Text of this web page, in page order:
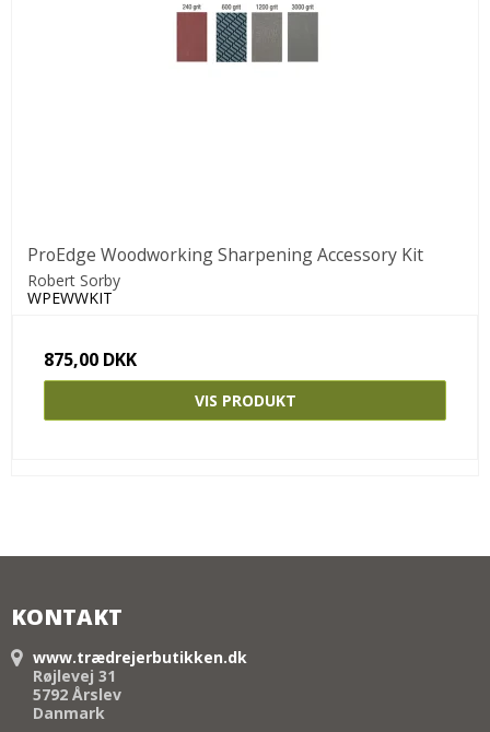
ProEdge Woodworking Sharpening Accessory Kit
Robert Sorby
WPEWWKIT
875,00 DKK
VIS PRODUKT
KONTAKT
www.trædrejerbutikken.dk
Røjlevej 31
5792 Årslev
Danmark